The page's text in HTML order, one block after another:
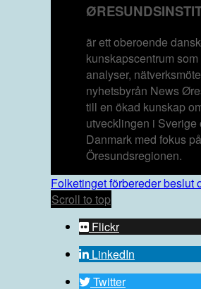
är ett oberoende
kunskapscentrum
analyser,
nyhetsbyrån News
till en ökad kunskap
utvecklingen i Sverige
Danmark med fokus på
Öresundsregionen.
Folketinget förbereder beslut
Scroll to top
Flickr
LinkedIn
Twitter